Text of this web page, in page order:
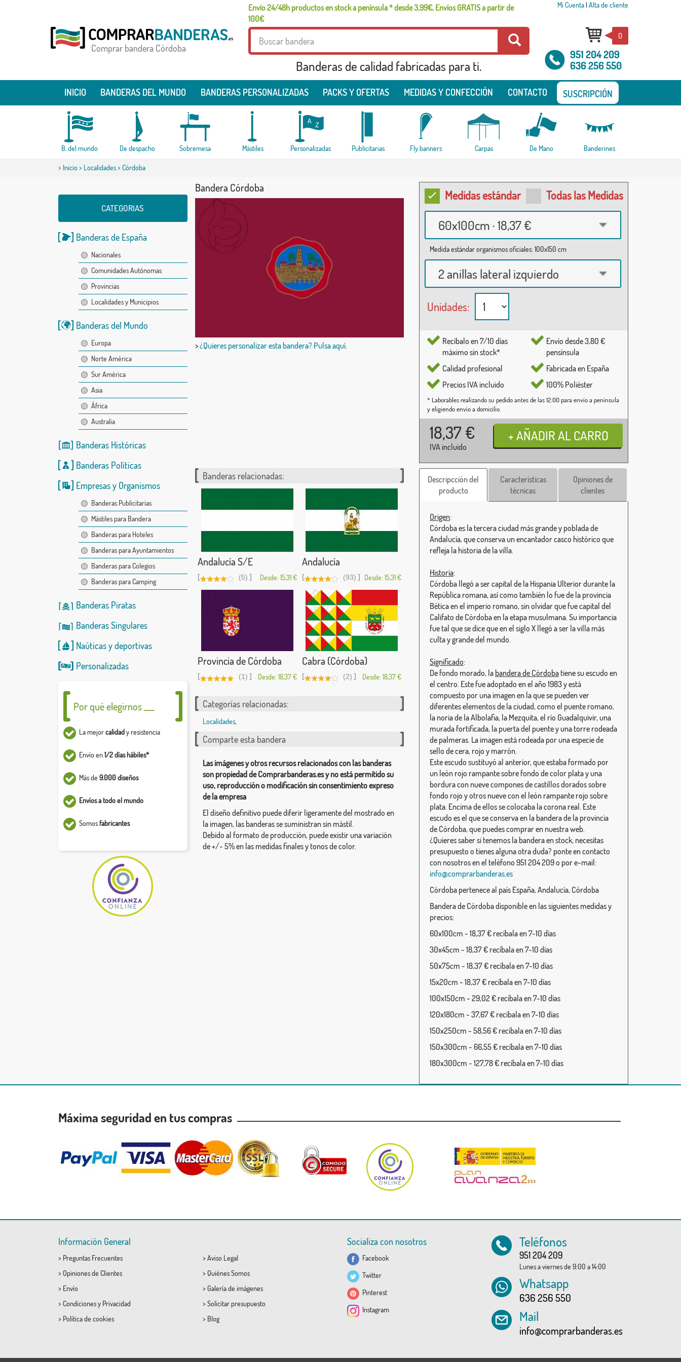
Envío 24/48h productos en stock a península * desde 3,99€, Envíos GRATIS a partir de
100€
Mi Cuenta| Alta de cliente
Comprar bandera Córdoba
Banderas de calidad fabricadas para ti.
0
951 204 209
636 256 550
INICIO BANDERAS DEL MUNDO BANDERAS PERSONALIZADAS PACKS Y OFERTAS MEDIDAS Y CONFECCIÓN CONTACTO SUSCRIPCIÓN
B. del mundo De despacho Sobremesa Mástiles Personalizadas Publicitarias Fly banners Carpas De Mano Banderines
> Inicio> Localidades> Córdoba
CATEGORIAS
Banderas de España
Nacionales
Comunidades Autónomas
Provincias
Localidades y Municipios
Banderas del Mundo
Europa
Norte América
Sur América
Asia
África
Australia
Banderas Históricas
Banderas Políticas
Empresas y Organismos
Banderas Publicitarias
Mástiles para Bandera
Banderas para Hoteles
Banderas para Ayuntamientos
Banderas para Colegios
Banderas para Camping
Banderas Piratas
Banderas Singulares
Naúticasydeportivas
Personalizadas
Por qué elegirnos ___
La mejorcalidady resistencia
Envío en1/2 días hábiles*
Más de 9.000 diseños
Envíos a todo el mundo
Somosfabricantes
Bandera Córdoba
>¿Quieres personalizar esta bandera? Pulsa aquí.
Medidas estándar Todas las Medidas
60x100cm · 18,37 €
Medida estándar organismos oficiales: 100x150 cm
2 anillas lateral izquierdo
Unidades:
Recíbalo en 7/10 días
máximo sin stock*
Calidad profesional
Precios IVA incluido
Envío desde 3,80 €
pensínsula
Fabricada en España
100% Poliéster
* Laborables realizando su pedido antes de las 12:00 para envío a península
y eligiendo envío a domicilio.
18,37 €
IVA incluido
Banderas relacionadas:
Andalucía S/E
[ (5) ] Desde: 15,31 €
Andalucía
[ (93) ] Desde: 15,31 €
Provincia de Córdoba
[ (1) ] Desde: 18,37 €
Cabra (Córdoba)
[ (2) ] Desde: 18,37 €
Categorías relacionadas:
Localidades,
Comparte esta bandera
Las imágenes y otros recursos relacionados con las banderas
son propiedad de Comprarbanderas.es y no está permitido su
uso, reproducción o modificación sin consentimiento expreso
de la empresa
El diseño definitivo puede diferir ligeramente del mostrado en
la imagen, las banderas se suministran sin mástil.
Debido al formato de producción, puede existir una variación
de +/- 5% en las medidas finales y tonos de color.
Descripcción del
producto
Características
técnicas
Opiniones de
clientes
Origen:
Córdoba es la tercera ciudad más grande y poblada de
Andalucía, que conserva un encantador casco histórico que
refleja la historia de la villa.
Historia:
Córdoba llegó a ser capital de la Hispania Ulterior durante la
República romana, así como también lo fue de la provincia
Bética en el imperio romano, sin olvidar que fue capital del
Califato de Córdoba en la etapa musulmana. Su importancia
fue tal que se dice que en el siglo X llegó a ser la villa más
culta y grande del mundo.
Significado:
De fondo morado, la bandera de Córdoba tiene su escudo en
el centro. Este fue adoptado en el año 1983 y está
compuesto por una imagen en la que se pueden ver
diferentes elementos de la ciudad, como el puente romano,
la noria de la Albolafia, la Mezquita, el río Guadalquivir, una
murada fortificada, la puerta del puente y una torre rodeada
de palmeras. La imagen está rodeada por una especie de
sello de cera, rojo y marrón.
Este escudo sustituyó al anterior, que estaba formado por
un león rojo rampante sobre fondo de color plata y una
bordura con nueve compones de castillos dorados sobre
fondo rojo y otros nueve con el león rampante rojo sobre
plata. Encima de ellos se colocaba la corona real. Este
escudo es el que se conserva en la bandera de la provincia
de Córdoba, que puedes comprar en nuestra web.
¿Quieres saber si tenemos la bandera en stock, necesitas
presupuesto o tienes alguna otra duda? ponte en contacto
con nosotros en el teléfono 951 204 209 o por e-mail:
info@comprarbanderas.es
Córdoba pertenece al país España, Andalucía, Córdoba
Bandera de Córdoba disponible en las siguientes medidas y
precios:
60x100cm - 18,37 € recíbala en 7-10 días
30x45cm - 18,37 € recíbala en 7-10 días
50x75cm - 18,37 € recíbala en 7-10 días
15x20cm - 18,37 € recíbala en 7-10 días
100x150cm - 29,02 € recíbala en 7-10 días
120x180cm - 37,67 € recíbala en 7-10 días
150x250cm - 58,56 € recíbala en 7-10 días
150x300cm - 66,55 € recíbala en 7-10 días
180x300cm - 127,78 € recíbala en 7-10 días
Máxima seguridad en tus compras
Información General
> Preguntas Frecuentes
> Opiniones de Clientes
> Envío
> Condicionesy Privacidad
> Política de cookies
> Aviso Legal
> Quiénes Somos
> Galería de imágenes
> Solicitar presupuesto
> Blog
Socializa con nosotros
Facebook
Twitter
Pinterest
Instagram
Teléfonos
951 204 209
Lunes a viernes de 9:00 a 14:00
Whatsapp
636 256 550
Mail
info@comprarbanderas.es